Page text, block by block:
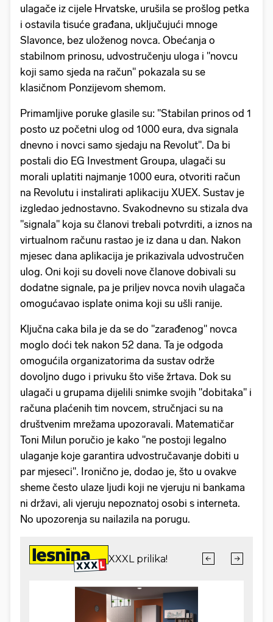
ulagače iz cijele Hrvatske, urušila se prošlog petka
i ostavila tisuće građana, uključujući mnoge
Slavonce, bez uloženog novca. Obećanja o
stabilnom prinosu, udvostručenju uloga i "novcu
koji samo sjeda na račun" pokazala su se
klasičnom Ponzijevom shemom.
Primamljive poruke glasile su: "Stabilan prinos od 1
posto uz početni ulog od 1000 eura, dva signala
dnevno i novci samo sjedaju na Revolut". Da bi
postali dio EG Investment Groupa, ulagači su
morali uplatiti najmanje 1000 eura, otvoriti račun
na Revolutu i instalirati aplikaciju XUEX. Sustav je
izgledao jednostavno. Svakodnevno su stizala dva
"signala" koja su članovi trebali potvrditi, a iznos na
virtualnom računu rastao je iz dana u dan. Nakon
mjesec dana aplikacija je prikazivala udvostručen
ulog. Oni koji su doveli nove članove dobivali su
dodatne signale, pa je priljev novca novih ulagača
omogućavao isplate onima koji su ušli ranije.
Ključna caka bila je da se do "zarađenog" novca
moglo doći tek nakon 52 dana. Ta je odgoda
omogućila organizatorima da sustav održe
dovoljno dugo i privuku što više žrtava. Dok su
ulagači u grupama dijelili snimke svojih "dobitaka" i
računa plaćenih tim novcem, stručnjaci su na
društvenim mrežama upozoravali. Matematičar
Toni Milun poručio je kako "ne postoji legalno
ulaganje koje garantira udvostručavanje dobiti u
par mjeseci". Ironično je, dodao je, što u ovakve
sheme često ulaze ljudi koji ne vjeruju ni bankama
ni državi, ali vjeruju nepoznatoj osobi s interneta.
No upozorenja su nailazila na porugu.